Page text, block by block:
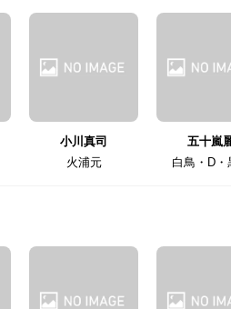
小川真司
火浦元
五十嵐
白鳥・D・